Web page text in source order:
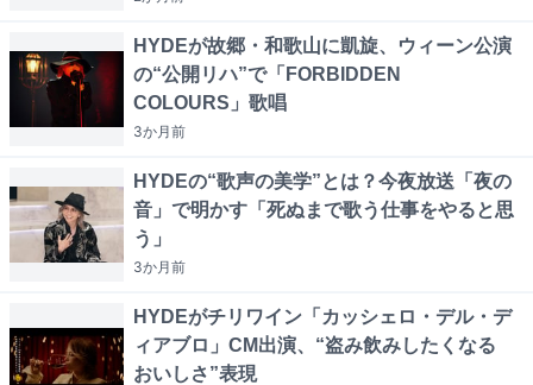
HYDEが故郷・和歌山に凱旋、ウィーン公演
の“公開リハ”で「FORBIDDEN
COLOURS」歌唱
3か月前
HYDEの“歌声の美学”とは？今夜放送「夜の
音」で明かす「死ぬまで歌う仕事をやると思
う」
3か月前
HYDEがチリワイン「カッシェロ・デル・デ
ィアブロ」CM出演、“盗み飲みしたくなる
おいしさ”表現